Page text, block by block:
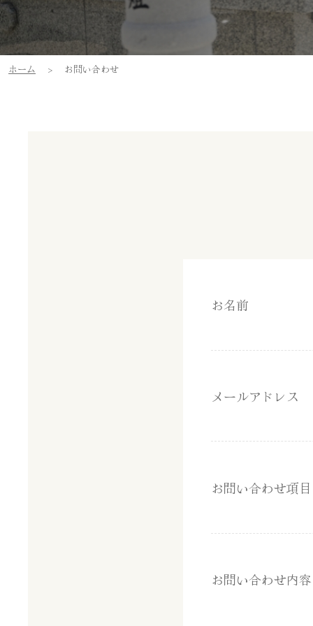
ホーム > お問い合わせ
お名前
メールアドレス
お問い合わせ項目
お問い合わせ内容